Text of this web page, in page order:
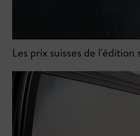
Les prix suisses de